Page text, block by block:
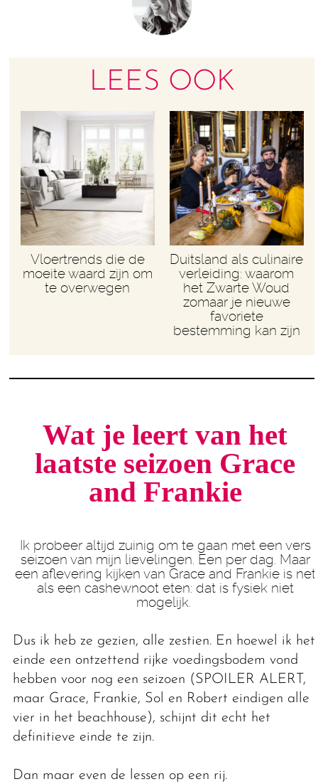
LEES OOK
Vloertrends die de
moeite waard zijn om
te overwegen
Duitsland als culinaire
verleiding: waarom
het Zwarte Woud
zomaar je nieuwe
favoriete
bestemming kan zijn
Wat je leert van het
laatste seizoen Grace
and Frankie
Ik probeer altijd zuinig om te gaan met een vers
seizoen van mijn lievelingen. Een per dag. Maar
een aflevering kijken van Grace and Frankie is net
als een cashewnoot eten: dat is fysiek niet
mogelijk.
Dus ik heb ze gezien, alle zestien. En hoewel ik het
einde een ontzettend rijke voedingsbodem vond
hebben voor nog een seizoen (SPOILER ALERT,
maar Grace, Frankie, Sol en Robert eindigen alle
vier in het beachhouse), schijnt dit echt het
definitieve einde te zijn.
Dan maar even de lessen op een rij.